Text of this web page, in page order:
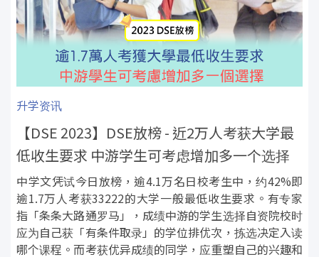
升学资讯
【DSE 2023】DSE放榜 - 近2万人考获大学最
低收生要求 中游学生可考虑增加多一个选择
中学文凭试今日放榜，逾4.1万名日校考生中，约42%即
逾1.7万人考获33222的大学一般最低收生要求。有专家
指「条条大路通罗马」，成绩中游的学生选择自资院校时
应为自己获「有条件取录」的学位排优次，拣选决定入读
哪个课程。而考获优异成绩的同学，应重塑自己的兴趣和